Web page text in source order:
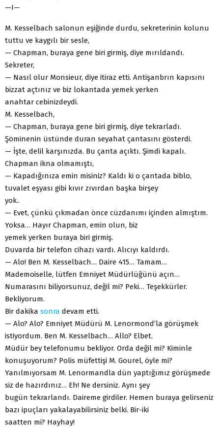
—I—
M. Kesselbach salonun eşiğinde durdu, sekreterinin kolunu
tuttu ve kaygılı bir sesle,
— Chapman, buraya gene biri girmiş, diye mırıldandı.
Sekreter,
— Nasıl olur Monsieur, diye itiraz etti. Antişanbrın kapısını
bizzat açtınız ve biz lokantada yemek yerken
anahtar cebinizdeydi.
M. Kesselbach,
— Chapman, buraya gene biri girmiş, diye tekrarladı.
Şöminenin üstünde duran seyahat çantasını gösterdi.
— İşte, delil karşınızda. Bu çanta açıktı. Şimdi kapalı.
Chapman ikna olmamıştı,
— Kapadığınıza emin misiniz? Kaldı ki o çantada biblo,
tuvalet eşyası gibi kıvır zıvırdan başka birşey
yok..
— Evet, çünkü çıkmadan önce cüzdanımı içinden almıştım.
Yoksa… Hayır Chapman, emin olun, biz
yemek yerken buraya biri girmiş.
Duvarda bir telefon cihazı vardı. Alıcıyı kaldırdı.
— Alo! Ben M. Kesselbach… Daire 415… Tamam…
Mademoiselle, lütfen Emniyet Müdürlüğünü açın…
Numarasını biliyorsunuz, değil mi? Peki… Teşekkürler.
Bekliyorum.
Bir dakika sonra devam etti.
— Alo? Alo? Emniyet Müdürü M. Lenormond’la görüşmek
istiyordum. Ben M. Kesselbach… Allo? Elbet.
Müdür bey telefonumu bekliyor. Orda değil mi? Kiminle
konuşuyorum? Polis müfettişi M. Gourel, öyle mi?
Yanılmıyorsam M. Lenormandla dün yaptığımız görüşmede
siz de hazırdınız… Eh! Ne dersiniz. Aynı şey
bugün tekrarlandı. Daireme girdiler. Hemen buraya gelirseniz
bazı ipuçları yakalayabilirsiniz belki. Bir-iki
saatten mi? Hayhay!